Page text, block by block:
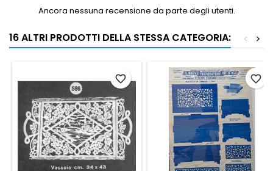
Ancora nessuna recensione da parte degli utenti.
16 ALTRI PRODOTTI DELLA STESSA CATEGORIA: >
<
favorite_border favorite_border